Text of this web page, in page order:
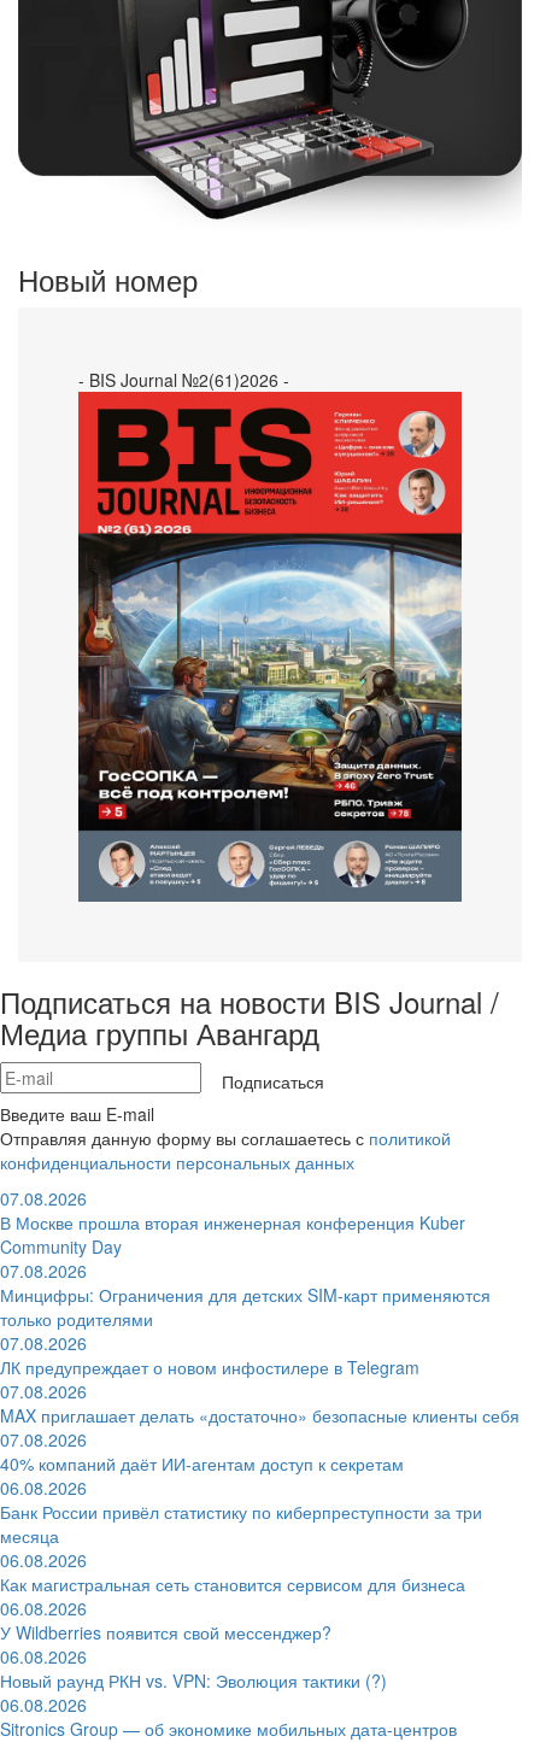
Новый номер
- BIS Journal №2(61)2026 -
Подписаться на новости BIS Journal /
Медиа группы Авангард
Подписаться
Введите ваш E-mail
Отправляя данную форму вы соглашаетесь с политикой
конфиденциальности персональных данных
07.08.2026
В Москве прошла вторая инженерная конференция Kuber
Community Day
07.08.2026
Минцифры: Ограничения для детских SIM-карт применяются
только родителями
07.08.2026
ЛК предупреждает о новом инфостилере в Telegram
07.08.2026
MAX приглашает делать «достаточно» безопасные клиенты себя
07.08.2026
40% компаний даёт ИИ‑агентам доступ к секретам
06.08.2026
Банк России привёл статистику по киберпреступности за три
месяца
06.08.2026
Как магистральная сеть становится сервисом для бизнеса
06.08.2026
У Wildberries появится свой мессенджер?
06.08.2026
Новый раунд РКН vs. VPN: Эволюция тактики (?)
06.08.2026
Sitronics Group — об экономике мобильных дата-центров